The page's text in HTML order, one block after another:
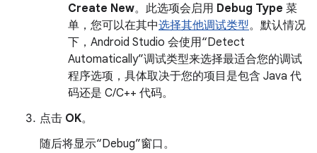
Create New。此选项会启用 Debug Type 菜
单，您可以在其中选择其他调试类型。默认情况
下，Android Studio 会使用“Detect
Automatically”调试类型来选择最适合您的调试
程序选项，具体取决于您的项目是包含 Java 代
码还是 C/C++ 代码。
点击 OK。
随后将显示“Debug”窗口。